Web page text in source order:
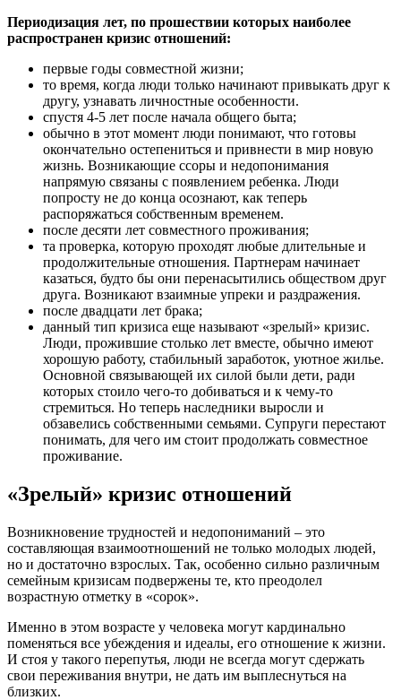
Периодизация лет, по прошествии которых наиболее
распространен кризис отношений:
первые годы совместной жизни;
то время, когда люди только начинают привыкать друг к
другу, узнавать личностные особенности.
спустя 4-5 лет после начала общего быта;
обычно в этот момент люди понимают, что готовы
окончательно остепениться и привнести в мир новую
жизнь. Возникающие ссоры и недопонимания
напрямую связаны с появлением ребенка. Люди
попросту не до конца осознают, как теперь
распоряжаться собственным временем.
после десяти лет совместного проживания;
та проверка, которую проходят любые длительные и
продолжительные отношения. Партнерам начинает
казаться, будто бы они перенасытились обществом друг
друга. Возникают взаимные упреки и раздражения.
после двадцати лет брака;
данный тип кризиса еще называют «зрелый» кризис.
Люди, прожившие столько лет вместе, обычно имеют
хорошую работу, стабильный заработок, уютное жилье.
Основной связывающей их силой были дети, ради
которых стоило чего-то добиваться и к чему-то
стремиться. Но теперь наследники выросли и
обзавелись собственными семьями. Супруги перестают
понимать, для чего им стоит продолжать совместное
проживание.
«Зрелый» кризис отношений
Возникновение трудностей и недопониманий – это
составляющая взаимоотношений не только молодых людей,
но и достаточно взрослых. Так, особенно сильно различным
семейным кризисам подвержены те, кто преодолел
возрастную отметку в «сорок».
Именно в этом возрасте у человека могут кардинально
поменяться все убеждения и идеалы, его отношение к жизни.
И стоя у такого перепутья, люди не всегда могут сдержать
свои переживания внутри, не дать им выплеснуться на
близких.